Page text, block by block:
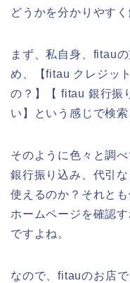
どうかを分かりやす
まず、私自身、fitau
め、【fitau クレジッ
の？】【 fitau 銀行振
い】という感じで検索
そのように色々と調
銀行振り込み、代引
使えるのか？それと
ホームページを確認
ですよね。
なので、fitauのお店